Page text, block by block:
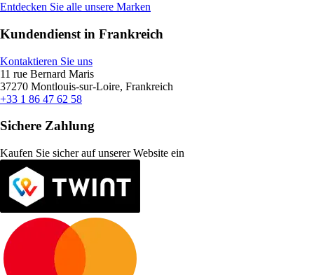
Entdecken Sie alle unsere Marken
Kundendienst in Frankreich
Kontaktieren Sie uns
11 rue Bernard Maris
37270 Montlouis-sur-Loire, Frankreich
+33 1 86 47 62 58
Sichere Zahlung
Kaufen Sie sicher auf unserer Website ein